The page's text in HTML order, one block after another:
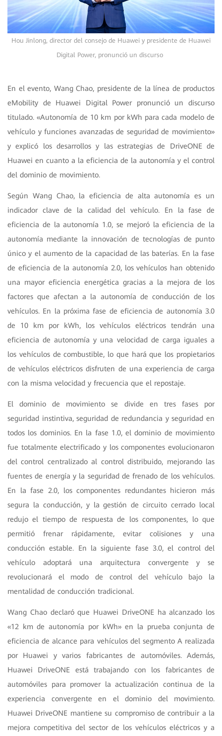
Hou Jinlong, director del consejo de Huawei y presidente de Huawei
Digital Power, pronunció un discurso
En el evento, Wang Chao, presidente de la línea de productos
eMobility de Huawei Digital Power pronunció un discurso
titulado. «Autonomía de 10 km por kWh para cada modelo de
vehículo y funciones avanzadas de seguridad de movimiento»
y explicó los desarrollos y las estrategias de DriveONE de
Huawei en cuanto a la eficiencia de la autonomía y el control
del dominio de movimiento.
Según Wang Chao, la eficiencia de alta autonomía es un
indicador clave de la calidad del vehículo. En la fase de
eficiencia de la autonomía 1.0, se mejoró la eficiencia de la
autonomía mediante la innovación de tecnologías de punto
único y el aumento de la capacidad de las baterías. En la fase
de eficiencia de la autonomía 2.0, los vehículos han obtenido
una mayor eficiencia energética gracias a la mejora de los
factores que afectan a la autonomía de conducción de los
vehículos. En la próxima fase de eficiencia de autonomía 3.0
de 10 km por kWh, los vehículos eléctricos tendrán una
eficiencia de autonomía y una velocidad de carga iguales a
los vehículos de combustible, lo que hará que los propietarios
de vehículos eléctricos disfruten de una experiencia de carga
con la misma velocidad y frecuencia que el repostaje.
El dominio de movimiento se divide en tres fases por
seguridad instintiva, seguridad de redundancia y seguridad en
todos los dominios. En la fase 1.0, el dominio de movimiento
fue totalmente electrificado y los componentes evolucionaron
del control centralizado al control distribuido, mejorando las
fuentes de energía y la seguridad de frenado de los vehículos.
En la fase 2.0, los componentes redundantes hicieron más
segura la conducción, y la gestión de circuito cerrado local
redujo el tiempo de respuesta de los componentes, lo que
permitió frenar rápidamente, evitar colisiones y una
conducción estable. En la siguiente fase 3.0, el control del
vehículo adoptará una arquitectura convergente y se
revolucionará el modo de control del vehículo bajo la
mentalidad de conducción tradicional.
Wang Chao declaró que Huawei DriveONE ha alcanzado los
«12 km de autonomía por kWh» en la prueba conjunta de
eficiencia de alcance para vehículos del segmento A realizada
por Huawei y varios fabricantes de automóviles. Además,
Huawei DriveONE está trabajando con los fabricantes de
automóviles para promover la actualización continua de la
experiencia convergente en el dominio del movimiento.
Huawei DriveONE mantiene su compromiso de contribuir a la
mejora competitiva del sector de los vehículos eléctricos y a